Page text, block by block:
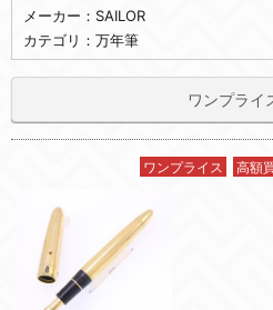
メーカー：SAILOR
カテゴリ：万年筆
ワンプライ
ワンプライス 高額